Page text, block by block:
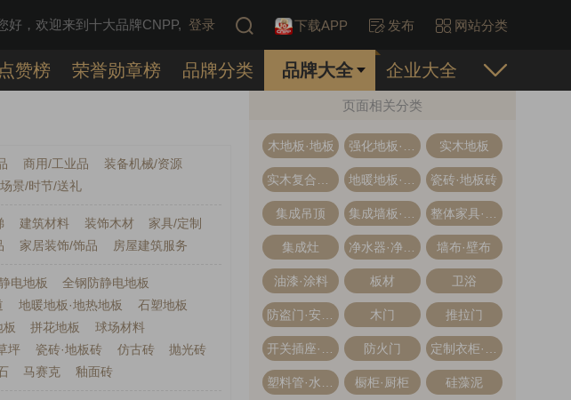
好，欢迎来到十大品牌CNPP, 登录 下载APP 发布 网站分类
赞榜 荣誉勋章榜 品牌分类 品牌大全 企业大全
商用/工业品
装备机械/资源
场景/时节/送礼
建筑材料 装饰木材
家具/定制
家居装饰/饰品 房屋建筑服务
电地板
全钢防静电地板
地暖地板·地热地板
石塑地板
拼花地板
球场材料
坪 瓷砖·地板砖 仿古砖
抛光砖
马赛克 釉面砖
页面相关分类
木地板·地板 实木地板
瓷砖·地板砖
集成吊顶
集成灶 墙布·壁布
油漆·涂料 板材 卫浴
木门 推拉门
防火门
橱柜·厨柜 硅藻泥